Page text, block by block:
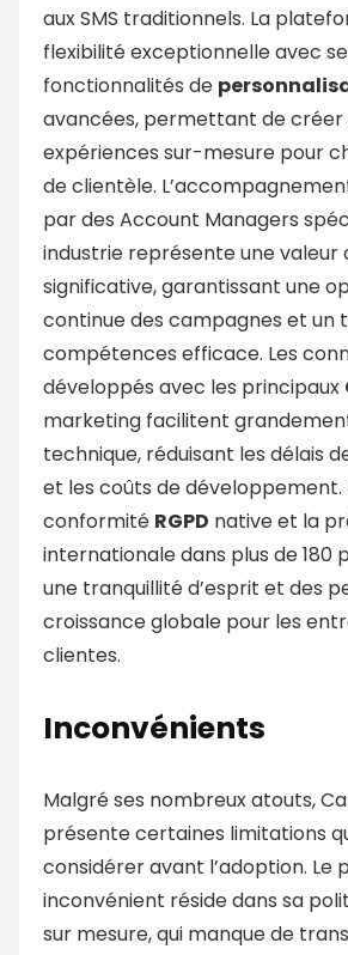
aux SMS traditionnels. La
flexibilité exceptionnelle avec
fonctionnalités de
avancées, permettant de créer
expériences sur-mesure pour
de clientèle.
par des Account Managers
industrie représente une valeur
significative, garantissant une
continue des campagnes et un
compétences efficace. Les
développés avec les principaux
marketing facilitent
technique, réduisant les délais
et les coûts de développement.
conformité RGPD native et la
internationale dans plus de 180
une tranquillité d’esprit et des
croissance globale pour les
clientes.
Inconvénients
Malgré ses nombreux atouts,
présente certaines limitations
considérer avant l’adoption. Le
inconvénient réside dans sa
sur mesure, qui manque de